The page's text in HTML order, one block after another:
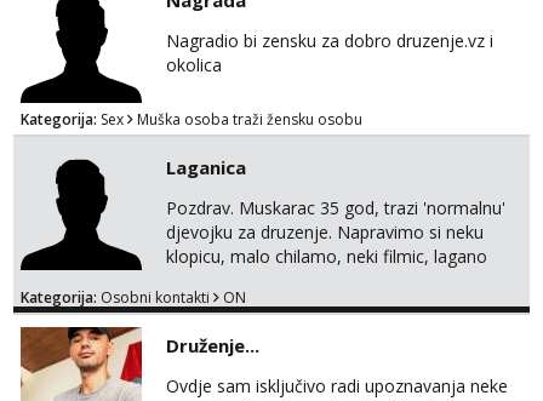
Tel:064/677-677- Kod: #69
tel:0,93€ - mob:1,12€ min
Razgovaram :)
tel:0,93€ - mob:1,12€ min
Obavijesti me kada se oslobodi
Biljana
Razgovaram :)
Tel:064/677-677- Kod: #132
Obavijesti me kada se oslobodi
Alisa
Nagradio bi zensku za dobro druzenje.vz i
okolica
Kategorija: Sex Muška osoba traži žensku osobu
Laganica
Pozdrav. Muskarac 35 god, trazi 'normalnu'
djevojku za druzenje. Napravimo si neku
klopicu, malo chilamo, neki filmic, lagano
pretjerano bitan koliko iznutra. Bucke se
brundo xD Budi pristojna i dobra, za sve
ostale cemo lako. Zagreb.
Kategorija: Osobni kontakti ON
Druženje...
Ovdje sam isključivo radi upoznavanja neke